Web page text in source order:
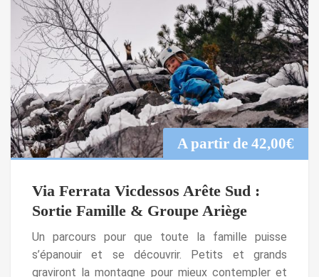
A partir de 42,00€
Via Ferrata Vicdessos Arête Sud :
Sortie Famille & Groupe Ariège
Un parcours pour que toute la famille puisse
s’épanouir et se découvrir. Petits et grands
graviront la montagne pour mieux contempler et